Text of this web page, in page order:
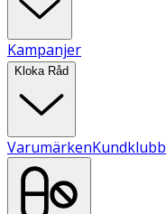
Kampanjer
Kloka Råd
VarumärkenKundklubb